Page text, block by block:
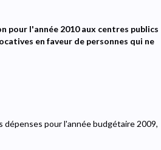
l'année 2010 aux centres publics
en faveur de personnes qui ne
pour l'année budgétaire 2009,